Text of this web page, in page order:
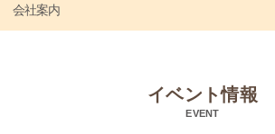
会社案内
イベント情報
EVENT